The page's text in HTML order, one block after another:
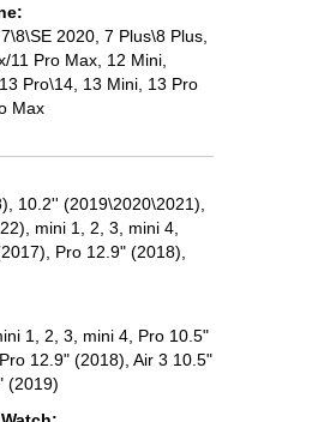
:
7\8\SE 2020 7 Plus\8 Plus
11 Pro Max 12 Mini
Pro\14 13 Mini 13 Pro
Max
10.2'' (2019\2020\2021)
mini 1, 2, 3 mini 4
Pro 12.9" (2018)
1, 2, 3 mini 4 Pro 10.5"
Pro 12.9" (2018) Air 3 10.5"
(2019)